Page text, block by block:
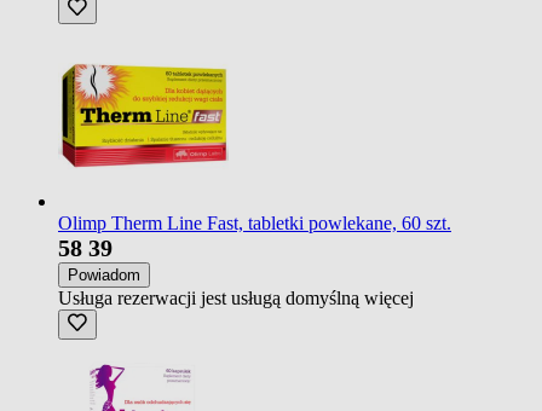
Olimp Therm Line Fast, tabletki powlekane, 60 szt.
58 39
Powiadom
Usługa rezerwacji jest usługą domyślną więcej